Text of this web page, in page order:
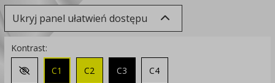
Ukryj panel ułatwień dostępu
Kontrast:
Zmień kontrast na domyślny
C1 C2 C3 C4